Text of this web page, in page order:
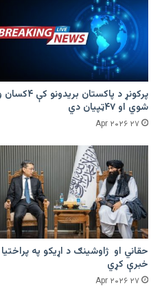
پرکونړ د پاکستان
شوي او ۴۷ټپیان دي
۲۷ Apr ۲۰۲۶
حقاني او ژاوشینګ د اړیکو په پراختیا
خبرې کړي
۲۷ Apr ۲۰۲۶